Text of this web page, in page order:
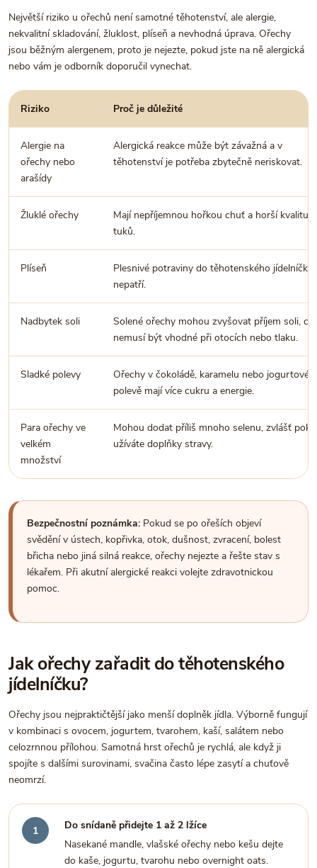
Největší riziko u ořechů není samotné těhotenství, ale alergie,
nekvalitní skladování, žluklost, plíseň a nevhodná úprava. Ořechy
jsou běžným alergenem, proto je nejezte, pokud jste na ně alergická
nebo vám je odborník doporučil vynechat.
Riziko Proč je důležité
Alergie na
ořechy nebo
arašídy
Alergická reakce může být závažná a v
těhotenství je potřeba zbytečně neriskovat.
Žluklé ořechy
Mají nepříjemnou hořkou chuť a horší kvalitu
tuků.
Plíseň
Plesnivé potraviny do těhotenského jídelníčku
nepatří.
Nadbytek soli
Solené ořechy mohou zvyšovat příjem soli,
nemusí být vhodné při otocích nebo tlaku.
Sladké polevy
Ořechy v čokoládě, karamelu nebo jogurtové
polevě mají více cukru a energie.
Para ořechy ve
velkém
množství
Mohou dodat příliš mnoho selenu, zvlášť
užíváte doplňky stravy.
Bezpečnostní poznámka: Pokud se po ořeších objeví
svědění v ústech, kopřivka, otok, dušnost, zvracení, bolest
břicha nebo jiná silná reakce, ořechy nejezte a řešte stav s
lékařem. Při akutní alergické reakci volejte zdravotnickou
pomoc.
Jak ořechy zařadit do těhotenského
jídelníčku?
Ořechy jsou nejpraktičtější jako menší doplněk jídla. Výborně fungují
v kombinaci s ovocem, jogurtem, tvarohem, kaší, salátem nebo
celozrnnou přílohou. Samotná hrst ořechů je rychlá, ale když ji
spojíte s dalšími surovinami, svačina často lépe zasytí a chuťově
neomrzí.
Do snídaně přidejte 1 až 2 lžíce
Nasekané mandle, vlašské ořechy nebo kešu dejte
do kaše, jogurtu, tvarohu nebo overnight oats.